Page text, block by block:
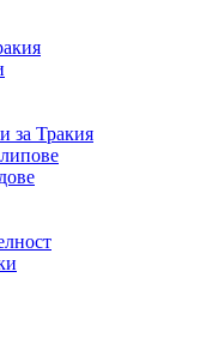
за Тракия